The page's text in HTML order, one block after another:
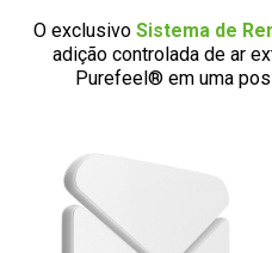
O exclusivo Sistema de
adição controlada de ar
Purefeel® em uma